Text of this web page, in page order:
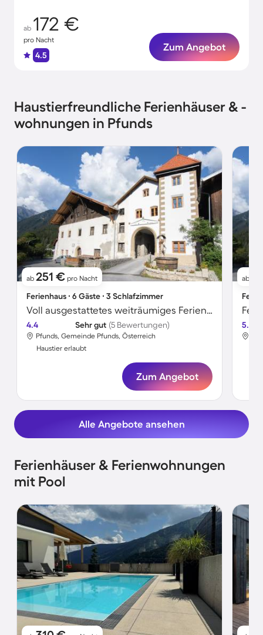
ab 172 €
pro Nacht
4.5
Zum Angebot
Haustierfreundliche Ferienhäuser & -
wohnungen in Pfunds
ab 251 € pro Nacht
Ferienhaus ∙ 6 Gäste ∙ 3 Schlafzimmer
Voll ausgestattetes weiträumiges Ferienhaus mit Terrasse und Sauna | Haustierfreundlich
4.4 Sehr gut (5 Bewertungen)
Pfunds, Gemeinde Pfunds, Österreich
Haustier erlaubt
Zum Angebot
ab
5.0
Alle Angebote ansehen
Ferienhäuser & Ferienwohnungen
mit Pool